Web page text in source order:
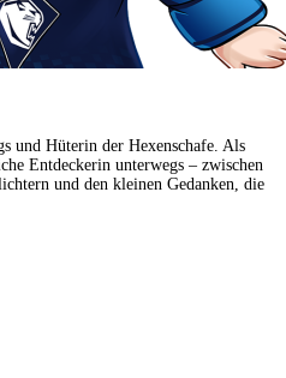
und Hüterin der Hexenschafe. Als
Entdeckerin unterwegs – zwischen
und den kleinen Gedanken, die